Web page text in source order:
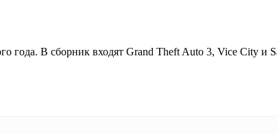
года. В сборник входят Grand Theft Auto 3, Vice City и